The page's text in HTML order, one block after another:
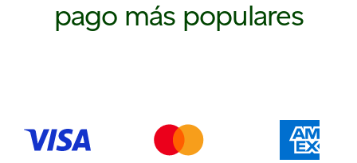
pago más populares